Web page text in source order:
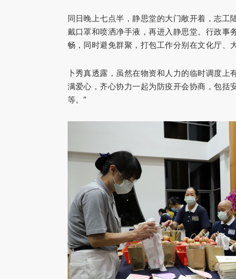
同日晚上七点半，静思堂的大门敞开着，志工
戴口罩和喷洒净手液，再进入静思堂。行政事
畅，同时避免群聚，打包工作分别在文化厅、
卜秀真透露，虽然在物资和人力的临时调度
满爱心，齐心协力一起为防疫开会协商，包括
等。”